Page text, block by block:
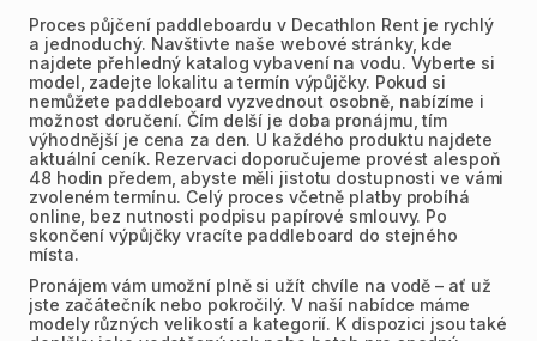
Proces půjčení paddleboardu v Decathlon Rent je rychlý
a jednoduchý. Navštivte naše webové stránky, kde
najdete přehledný katalog vybavení na vodu. Vyberte si
model, zadejte lokalitu a termín výpůjčky. Pokud si
nemůžete paddleboard vyzvednout osobně, nabízíme i
možnost doručení. Čím delší je doba pronájmu, tím
výhodnější je cena za den. U každého produktu najdete
aktuální ceník. Rezervaci doporučujeme provést alespoň
48 hodin předem, abyste měli jistotu dostupnosti ve vámi
zvoleném termínu. Celý proces včetně platby probíhá
online, bez nutnosti podpisu papírové smlouvy. Po
skončení výpůjčky vracíte paddleboard do stejného
místa.
Pronájem vám umožní plně si užít chvíle na vodě – ať už
jste začátečník nebo pokročilý. V naší nabídce máme
modely různých velikostí a kategorií. K dispozici jsou také